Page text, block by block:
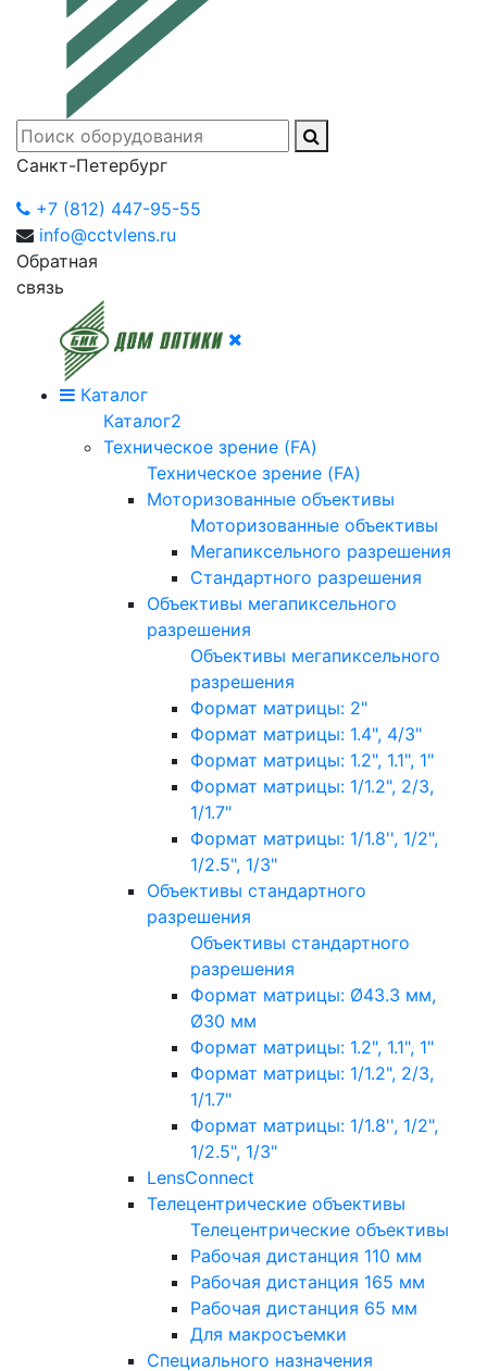
Санкт-Петербург
+7 (812) 447-95-55
info@cctvlens.ru
Обратная
связь
Каталог
Каталог2
Техническое зрение (FA)
Техническое зрение (FA)
Моторизованные объективы
Моторизованные объективы
Мегапиксельного разрешения
Стандартного разрешения
Объективы мегапиксельного
разрешения
Объективы мегапиксельного
разрешения
Формат матрицы: 2"
Формат матрицы: 1.4", 4/3"
Формат матрицы: 1.2", 1.1", 1"
Формат матрицы: 1/1.2", 2/3,
1/1.7"
Формат матрицы: 1/1.8'', 1/2",
1/2.5", 1/3"
Объективы стандартного
разрешения
Объективы стандартного
разрешения
Формат матрицы: Ø43.3 мм,
Ø30 мм
Формат матрицы: 1.2", 1.1", 1"
Формат матрицы: 1/1.2", 2/3,
1/1.7"
Формат матрицы: 1/1.8'', 1/2",
1/2.5", 1/3"
LensConnect
Телецентрические объективы
Телецентрические объективы
Рабочая дистанция 110 мм
Рабочая дистанция 165 мм
Рабочая дистанция 65 мм
Для макросъемки
Специального назначения